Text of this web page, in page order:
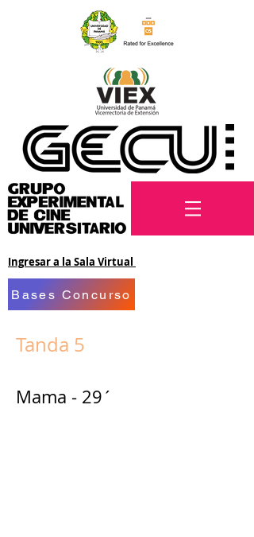
Ingresar a la Sala Virtual
Bases Concurso
Tanda 5
Mama - 29´